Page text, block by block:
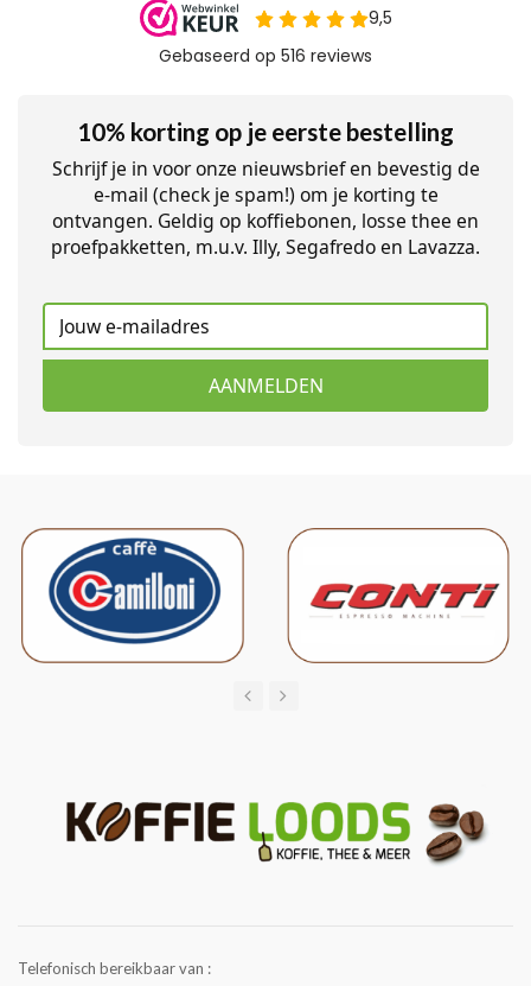
10% korting op je eerste bestelling
Schrijf je in voor onze nieuwsbrief en bevestig de
e-mail (check je spam!) om je korting te
ontvangen. Geldig op koffiebonen, losse thee en
proefpakketten, m.u.v. Illy, Segafredo en Lavazza.
AANMELDEN
Telefonisch bereikbaar van :